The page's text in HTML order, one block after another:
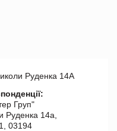
Руденка 14А
Груп"
Руденка 14а,
03194